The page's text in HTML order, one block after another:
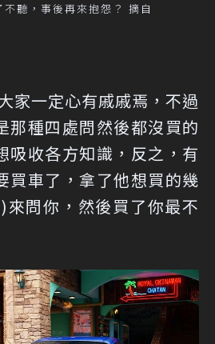
聽，事後再來抱怨？ 摘自
家一定心有戚戚焉，不過
那種四處問然後都沒買的
吸收各方知識，反之，有
買車了，拿了他想買的幾
問你，然後買了你最不